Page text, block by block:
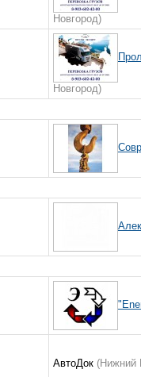
Новгород)
Новгород)
АвтоДок (Нижний